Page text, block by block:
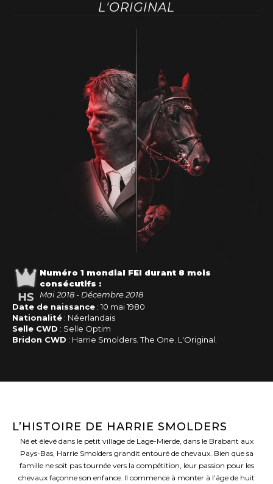
L'ORIGINAL
Numéro 1 mondial FEI durant 8 mois
consécutifs :
Mai 2018 - Décembre 2018
Date de naissance : 10 mai 1980
Nationalité : Néerlandais
Selle CWD : Selle Optim
Bridon CWD : Harrie Smolders. The One. L'Original.
L’HISTOIRE DE HARRIE SMOLDERS
Né et élevé dans le petit village de Lage-Mierde, dans le Brabant aux
Pays-Bas, Harrie Smolders grandit entouré de chevaux. Bien que sa
famille ne soit pas tournée vers la compétition, leur passion pour les
chevaux façonne son enfance. Il commence à monter à l’âge de huit